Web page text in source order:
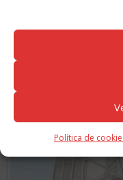
Política de
GUÍAS